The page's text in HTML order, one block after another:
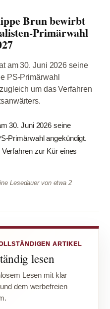
Brun bewirbt
Primärwahl
am 30. Juni 2026 seine
PS-Primärwahl
um das Verfahren
30. Juni 2026 seine
Primärwahl angekündigt.
zur Kür eines
Lesedauer von etwa 2
ARTIKEL
lesen
Lesen mit klar
dem werbefreien